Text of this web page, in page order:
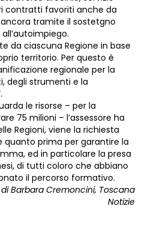
contratti favoriti anche da
tramite il sostetgno
da ciascuna Regione in base
territorio. Per questo è
regionale per la
degli strumenti e la
le risorse – per la
75 milioni – l’assessore ha
Regioni, viene la richiesta
quanto prima per garantire la
ed in particolare la presa
di tutti coloro che abbiano
il percorso formativo.
Barbara Cremoncini, Toscana
Notizie
- apre
X - apre una
e condividi -